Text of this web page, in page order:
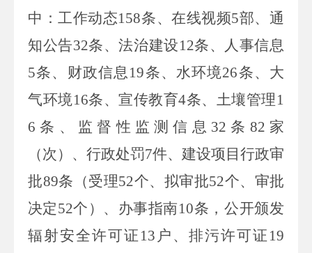
中：工作动态158条、在线视频5部、通
知公告32条、法治建设12条、人事信息
5条、财政信息19条、水环境26条、大
气环境16条、宣传教育4条、土壤管理 1
6 条、监督性监测信息 32 条 82 家
（次）、行政处罚7件、建设项目行政审
批89条（受理52个、拟审批52个、审批
决定52个）、办事指南10条，公开颁发
辐射安全许可证 13 户、排污许可证 19